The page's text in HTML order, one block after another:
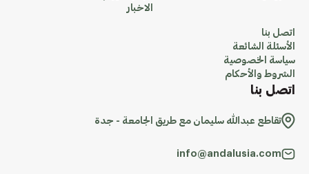
الاخبار
اتصل بنا
الأسئلة الشائعة
سياسة الخصوصية
الشروط والأحكام
اتصل بنا
تقاطع عبدالله سليمان مع طريق الجامعة - جدة
info@andalusia.com